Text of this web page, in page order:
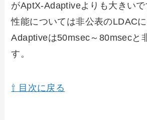
がAptX-Adaptiveよりも大きい
性能については非公表のLDAC
Adaptiveは50msec～80msecと
す。
⇧ 目次に戻る